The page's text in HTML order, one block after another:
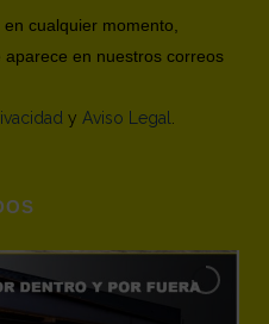
cualquier momento,
en nuestros correos
y Aviso Legal